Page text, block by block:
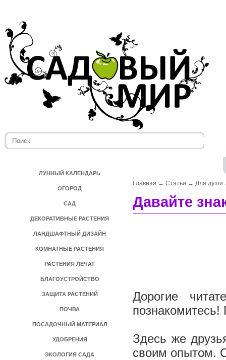
ЛУННЫЙ КАЛЕНДАРЬ
ОГОРОД
САД
ДЕКОРАТИВНЫЕ РАСТЕНИЯ
ЛАНДШАФТНЫЙ ДИЗАЙН
КОМНАТНЫЕ РАСТЕНИЯ
РАСТЕНИЯ ЛЕЧАТ
БЛАГОУСТРОЙСТВО
ЗАЩИТА РАСТЕНИЙ
ПОЧВА
ПОСАДОЧНЫЙ МАТЕРИАЛ
УДОБРЕНИЯ
ЭКОЛОГИЯ САДА
Главная → Статьи → Для души
Давайте
Дорогие
Здесь же
своим опытом.